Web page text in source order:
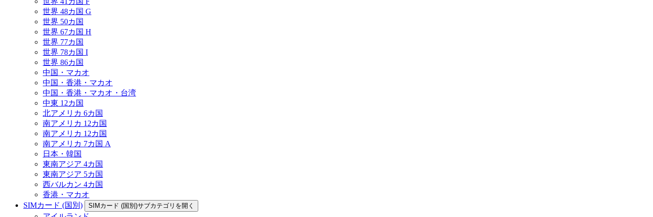
世界 48カ国 G
世界 50カ国
世界 67カ国 H
世界 77カ国
世界 78カ国 I
世界 86カ国
中国・マカオ
中国・香港・マカオ
中国・香港・マカオ・台湾
中東 12カ国
北アメリカ 6カ国
南アメリカ 12カ国
南アメリカ 12カ国
南アメリカ 7カ国 A
日本・韓国
東南アジア 4カ国
東南アジア 5カ国
西バルカン 4カ国
香港・マカオ
SIMカード (国別)
SIMカード (国別)サブカテゴリを開く